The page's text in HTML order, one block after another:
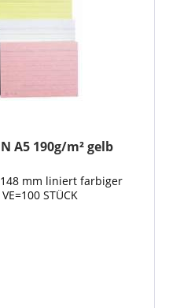
A5 190g/m² gelb
mm liniert farbiger
STÜCK